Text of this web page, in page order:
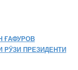
ҒАФУРОВ
РӮЗИ ПРЕЗИДЕНТИ